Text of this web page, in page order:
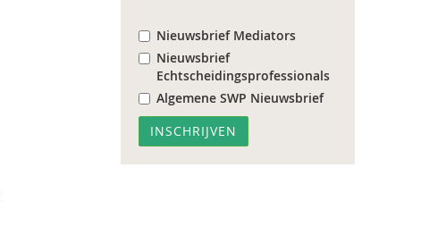
Nieuwsbrief Mediators
Nieuwsbrief
Echtscheidingsprofessionals
Algemene SWP Nieuwsbrief